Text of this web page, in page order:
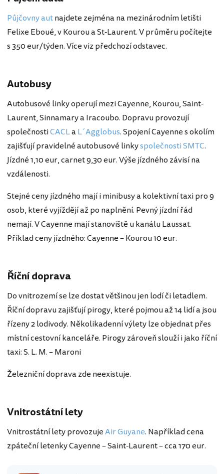
Půjčovny autnajdete zejména na mezinárodním letišti
Felixe Eboué, v Kourou a St-Laurent. V průměru počítejte
s 350 eur/týden. Více viz předchozí odstavec.
Autobusy
Autobusové linky operují mezi Cayenne, Kourou, Saint-
Laurent, Sinnamary a Iracoubo. Dopravu provozují
společnostiCACLaL´Agglobus. Spojení Cayenne s okolím
zajišťují pravidelné autobusové linkyspolečnosti SMTC.
Jízdné 1,10 eur, carnet 9,30 eur. Výše jízdného závisí na
vzdálenosti.
Stejné ceny jízdného mají i minibusy a kolektivní taxi pro 9
osob, které vyjíždějí až po naplnění. Pevný jízdní řád
nemají. V Cayenne mají stanoviště u kanálu Laussat.
Příklad ceny jízdného: Cayenne – Kourou 10 eur.
Říční doprava
Do vnitrozemí se lze dostat většinou jen lodí či letadlem.
Říční dopravu zajišťují pirogy, které pojmou až 14 lidí a jsou
řízeny 2 lodivody. Několikadenní výlety lze objednat přes
místní cestovní kanceláře. Pirogy zároveň slouží i jako říční
taxi: S. L. M. – Maroni
Železniční doprava zde neexistuje.
Vnitrostátní lety
Vnitrostátní lety provozujeAir Guyane. Například cena
zpáteční letenky Cayenne – Saint-Laurent – cca 170 eur.